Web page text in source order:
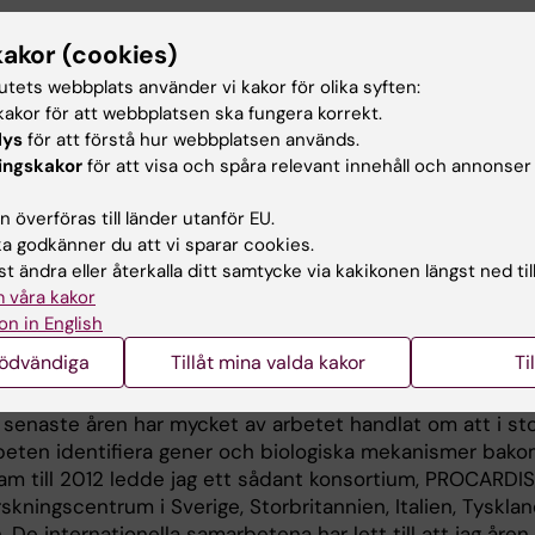
avhandlingen "Studies on myocardial infarction at
hjärtsjukdomar och internmedicin vid Danderyds
professor 1999.
utmärkelser:
1986 av Scandinavian Society for
universitetet i Frankfurts Friedrich Merz Prize 1997.
ateroskleros, i hjärtats kranskärl
senaste åren har mycket av arbetet handlat om att i
identifiera gener och biologiska mekanismer
till 2012 ledde jag ett sådant konsortium,
i Sverige, Storbritannien, Italien,
(cookies)
webbplats använder vi kakor för olika syften:
för att webbplatsen ska fungera korrekt.
för att förstå hur webbplatsen används.
för att visa och spåra relevant innehåll och
överföras till länder utanför EU.
godkänner du att vi sparar cookies.
ändra eller återkalla ditt samtycke via kakikonen längst ned
våra kakor
in English
Tillåt mina valda kakor